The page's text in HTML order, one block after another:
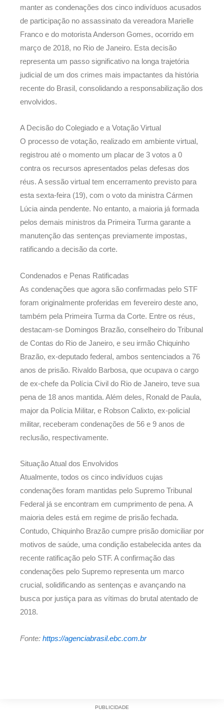
manter as condenações dos cinco indivíduos acusados
de participação no assassinato da vereadora Marielle
Franco e do motorista Anderson Gomes, ocorrido em
março de 2018, no Rio de Janeiro. Esta decisão
representa um passo significativo na longa trajetória
judicial de um dos crimes mais impactantes da história
recente do Brasil, consolidando a responsabilização dos
envolvidos.
A Decisão do Colegiado e a Votação Virtual
O processo de votação, realizado em ambiente virtual,
registrou até o momento um placar de 3 votos a 0
contra os recursos apresentados pelas defesas dos
réus. A sessão virtual tem encerramento previsto para
esta sexta-feira (19), com o voto da ministra Cármen
Lúcia ainda pendente. No entanto, a maioria já formada
pelos demais ministros da Primeira Turma garante a
manutenção das sentenças previamente impostas,
ratificando a decisão da corte.
Condenados e Penas Ratificadas
As condenações que agora são confirmadas pelo STF
foram originalmente proferidas em fevereiro deste ano,
também pela Primeira Turma da Corte. Entre os réus,
destacam-se Domingos Brazão, conselheiro do Tribunal
de Contas do Rio de Janeiro, e seu irmão Chiquinho
Brazão, ex-deputado federal, ambos sentenciados a 76
anos de prisão. Rivaldo Barbosa, que ocupava o cargo
de ex-chefe da Polícia Civil do Rio de Janeiro, teve sua
pena de 18 anos mantida. Além deles, Ronald de Paula,
major da Polícia Militar, e Robson Calixto, ex-policial
militar, receberam condenações de 56 e 9 anos de
reclusão, respectivamente.
Situação Atual dos Envolvidos
Atualmente, todos os cinco indivíduos cujas
condenações foram mantidas pelo Supremo Tribunal
Federal já se encontram em cumprimento de pena. A
maioria deles está em regime de prisão fechada.
Contudo, Chiquinho Brazão cumpre prisão domiciliar por
motivos de saúde, uma condição estabelecida antes da
recente ratificação pelo STF. A confirmação das
condenações pelo Supremo representa um marco
crucial, solidificando as sentenças e avançando na
busca por justiça para as vítimas do brutal atentado de
2018.
Fonte: https://agenciabrasil.ebc.com.br
PUBLICIDADE